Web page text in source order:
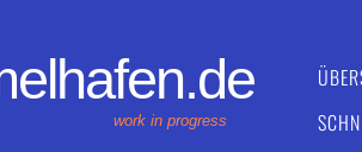
work in progress